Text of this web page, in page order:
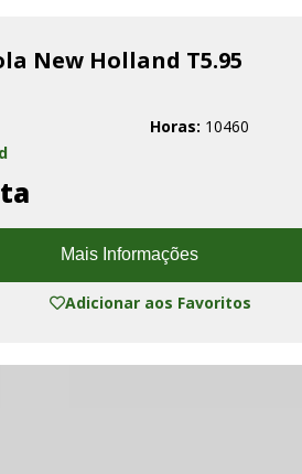
New Holland T5.95
Horas: 10460
Mais Informações
Adicionar aos Favoritos